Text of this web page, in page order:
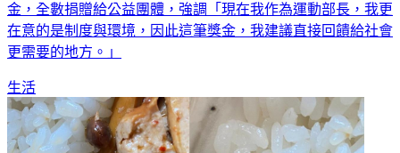
金，全數捐贈給公益團體，強調「現在我作為運動部長，我更
在意的是制度與環境，因此這筆獎金，我建議直接回饋給社會
更需要的地方。」
生活